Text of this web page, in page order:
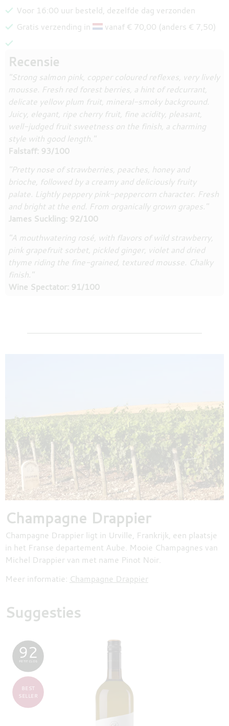
Voor 16:00 uur besteld, dezelfde dag verzonden
Gratis verzending in
vanaf € 70,00 (anders € 7,50)
Recensie
"Strong salmon pink, copper coloured reflexes, very lively
mousse. Fresh red forest berries, a hint of redcurrant,
delicate yellow plum fruit, mineral-smoky background.
Juicy, elegant, ripe cherry fruit, fine acidity, pleasant,
well-judged fruit sweetness on the finish, a charming
style with good length."
Falstaff: 93/100
"Pretty nose of strawberries, peaches, honey and
brioche, followed by a creamy and deliciously fruity
palate. Lightly peppery pink-peppercorn character. Fresh
and bright at the end. From organically grown grapes."
James Suckling: 92/100
"A mouthwatering rosé, with flavors of wild strawberry,
pink grapefruit sorbet, pickled ginger, violet and dried
thyme riding the fine-grained, textured mousse. Chalky
finish."
Wine Spectator: 91/100
Champagne Drappier
Champagne Drappier ligt in Urville, Frankrijk, een plaatsje
in het Franse departement Aube. Mooie Champagnes van
Michel Drappier van met name Pinot Noir.
Meer informatie: Champagne Drappier
Suggesties
92
PETIT CLOS
BEST
SELLER